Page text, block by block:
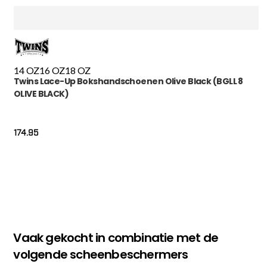
14 OZ16 OZ18 OZ
Twins Lace-Up Bokshandschoenen Olive Black (BGLL 8
OLIVE BLACK)
174.95
Vaak gekocht in combinatie met de
volgende scheenbeschermers